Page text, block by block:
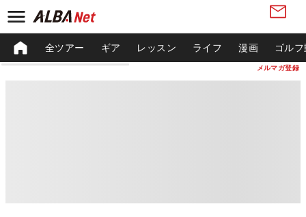
メルマガ登録
全ツアー ギア レッスン ライフ 漫画 ゴル